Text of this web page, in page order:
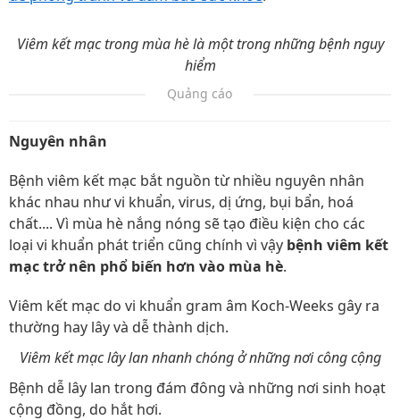
Viêm kết mạc trong mùa hè là một trong những bệnh nguy
hiểm
Quảng cáo
Nguyên nhân
Bệnh viêm kết mạc bắt nguồn từ nhiều nguyên nhân
khác nhau như vi khuẩn, virus, dị ứng, bụi bẩn, hoá
chất.... Vì mùa hè nắng nóng sẽ tạo điều kiện cho các
loại vi khuẩn phát triển cũng chính vì vậy bệnh viêm kết
mạc trở nên phổ biến hơn vào mùa hè.
Viêm kết mạc do vi khuẩn gram âm Koch-Weeks gây ra
thường hay lây và dễ thành dịch.
Viêm kết mạc lây lan nhanh chóng ở những nơi công cộng
Bệnh dễ lây lan trong đám đông và những nơi sinh hoạt
cộng đồng, do hắt hơi.